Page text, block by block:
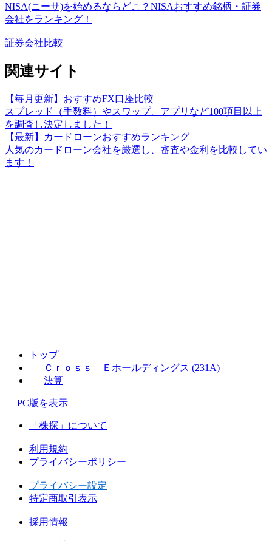
NISA(ニーサ)を始めるならどこ？NISAおすすめ銘柄・証券
会社をランキング！
証券会社比較
関連サイト
【毎月更新】おすすめFX口座比較
スプレッド（手数料）やスワップ、アプリなど100項目以上
を調査し決定しました！
【最新】カードローンおすすめランキング
人気のカードローン会社を厳選し、審査や金利を比較してい
ます！
トップ
Ｃｒｏｓｓ Ｅホールディングス (231A)
決算
PC版を表示
「株探」について
|
利用規約
プライバシーポリシー
|
プライバシー設定
特定商取引表示
|
採用情報
|